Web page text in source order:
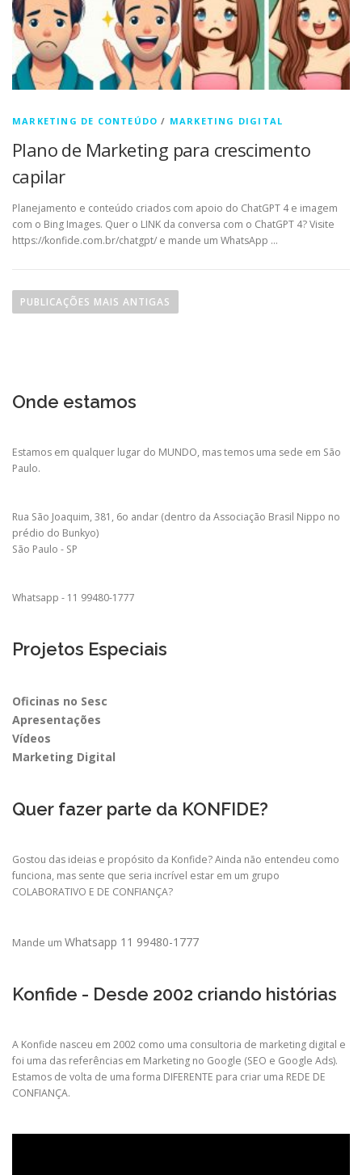
MARKETING DE CONTEÚDO / MARKETING DIGITAL
Plano de Marketing para crescimento
capilar
Planejamento e conteúdo criados com apoio do ChatGPT 4 e imagem
com o Bing Images. Quer o LINK da conversa com o ChatGPT 4? Visite
https://konfide.com.br/chatgpt/ e mande um WhatsApp …
a
ç
o
p
r
p
o
t
PUBLICAÇÕES MAIS ANTIGAS
Onde estamos
Estamos em qualquer lugar do MUNDO, mas temos uma sede em São
Paulo.
Rua São Joaquim, 381, 6o andar (dentro da Associação Brasil Nippo no
prédio do Bunkyo)
São Paulo - SP
Whatsapp - 11 99480-1777
Projetos Especiais
Oficinas no Sesc
Apresentações
Vídeos
Marketing Digital
Quer fazer parte da KONFIDE?
Gostou das ideias e propósito da Konfide? Ainda não entendeu como
funciona, mas sente que seria incrível estar em um grupo
COLABORATIVO E DE CONFIANÇA?
Mande um Whatsapp 11 99480-1777
Konfide - Desde 2002 criando histórias
A Konfide nasceu em 2002 como uma consultoria de marketing digital e
foi uma das referências em Marketing no Google (SEO e Google Ads).
Estamos de volta de uma forma DIFERENTE para criar uma REDE DE
CONFIANÇA.